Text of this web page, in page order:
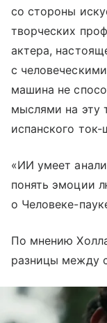
со стороны
творческих
актера,
с
машина не
мыслями на эту
испанского
«ИИ умеет
понять эмоции
о Человеке-
По мнению
разницы между